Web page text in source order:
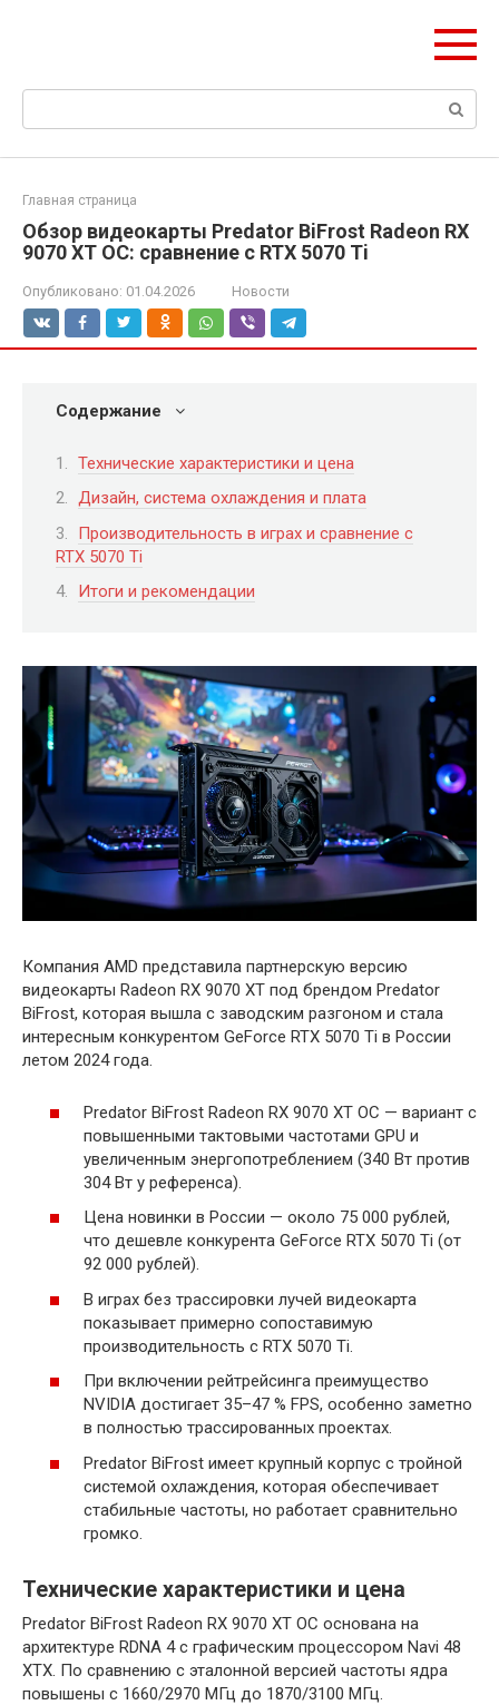
Поиск:
Главная страница
Обзор видеокарты Predator BiFrost Radeon RX
9070 XT OC: сравнение с RTX 5070 Ti
Опубликовано: 01.04.2026 Новости
Содержание
Технические характеристики и цена
Дизайн, система охлаждения и плата
Производительность в играх и сравнение с
RTX 5070 Ti
Итоги и рекомендации
Компания AMD представила партнерскую версию
видеокарты Radeon RX 9070 XT под брендом Predator
BiFrost, которая вышла с заводским разгоном и стала
интересным конкурентом GeForce RTX 5070 Ti в России
летом 2024 года.
Predator BiFrost Radeon RX 9070 XT OC — вариант с
повышенными тактовыми частотами GPU и
увеличенным энергопотреблением (340 Вт против
304 Вт у референса).
Цена новинки в России — около 75 000 рублей,
что дешевле конкурента GeForce RTX 5070 Ti (от
92 000 рублей).
В играх без трассировки лучей видеокарта
показывает примерно сопоставимую
производительность с RTX 5070 Ti.
При включении рейтрейсинга преимущество
NVIDIA достигает 35–47 % FPS, особенно заметно
в полностью трассированных проектах.
Predator BiFrost имеет крупный корпус с тройной
системой охлаждения, которая обеспечивает
стабильные частоты, но работает сравнительно
громко.
Технические характеристики и цена
Predator BiFrost Radeon RX 9070 XT OC основана на
архитектуре RDNA 4 с графическим процессором Navi 48
XTX. По сравнению с эталонной версией частоты ядра
повышены с 1660/2970 МГц до 1870/3100 МГц.